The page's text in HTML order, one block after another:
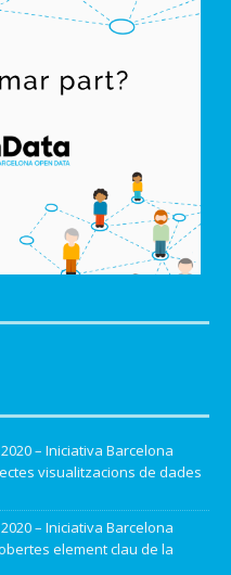
– Iniciativa Barcelona
visualitzacions de dades
– Iniciativa Barcelona
element clau de la